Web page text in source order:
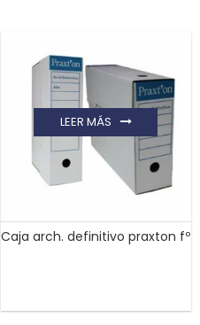
Caja arch. definitivo praxton fº
LEER MÁS